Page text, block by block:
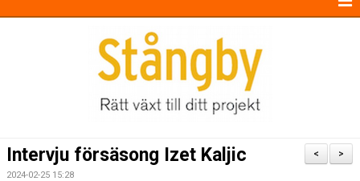
TRUPPEN
>
<
Intervju försäsong Izet Kaljic
2024-02-25 15:28